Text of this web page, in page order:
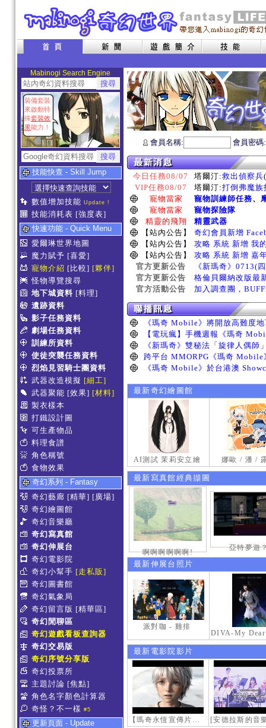
Mabinogi Search Engine
裝備套裝
來啟動特
殊套裝效
果能力！
技能快查 - Skill Jump
數值增加技能 Update !
技能消耗表 [強度表]
快速功能 - Quick Menu
愛爾琳世界地圖
魔力賦予 [喜愛]
寵物介紹 [比較] [夥伴]
怪物導覽搜尋
地下城資料 [料理]
遺跡資料
影子任務資料
劇場任務資料
訓練所資料
使徒突襲任務資料
烈焰見習騎士團資料
武器改造模擬 [細工]
武器聚能 [效果] [材料]
製衣樣本
打鐵設計圖
可生產物品
料理食譜
角色稱號
食物效果
奇幻系列 - Fantasy
奇幻藝廊 [精華] [廣場]
奇幻繪圖館
奇幻音樂廳
奇幻寫真館
奇幻伸展台
奇幻電影院
奇幻小幫手 [走私販]
奇幻圖書館
奇幻氣象局
奇幻留言版 [精華區]
奇幻閒聊區
奇幻遊戲看板查詢器
奇幻交易版
奇幻序號分享版
奇幻投票所
主題討論 [焦點]
角色名字顏色計算器
奇怪？不一樣 #5
更新頁面 - Update
會員名稱: 會員密
今日任務08/07 塔爾汀:救出偵察兵
VIP任務08/07
塔爾汀:打倒弗魔
寵物當家
寵物訓練師任務、
寵物當家
寵物探險隊
精靈的飛翔
精靈武器
【站內公告】
奇幻會員新增
【站內公告】
攻略 系統 新增 我
【站內公告】
攻略 系統 新增 嘉
官方更新公告
《新瑪奇》0713(
官方更新公告
格倫貝爾納改版最
官方活動公告
加入調查團，
最新奇幻繪圖館
AI測試 茉莉安立繪 娜歐 / 潘 /
最新寫真館經典擷圖
啊啊啊啊啊啊!
亞特夢遊
最新伸展台照片
派對咖 - 雞排
最新電影院影片
【瑪奇永恆宣傳片】最初的感動